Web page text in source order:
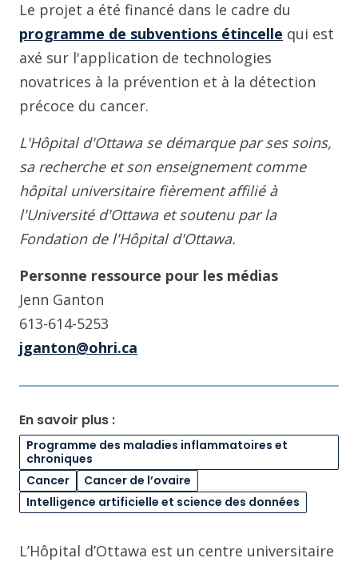
Le projet a été financé dans le cadre du
programme de subventions étincelle qui est
axé sur l'application de technologies
novatrices à la prévention et à la détection
précoce du cancer.
L'Hôpital d'Ottawa se démarque par ses soins,
sa recherche et son enseignement comme
hôpital universitaire fièrement affilié à
l'Université d'Ottawa et soutenu par la
Fondation de l'Hôpital d'Ottawa.
Personne ressource pour les médias
Jenn Ganton
613-614-5253
jganton@ohri.ca
En savoir plus :
Programme des maladies inflammatoires et
chroniques
Cancer
Cancer de l’ovaire
Intelligence artificielle et science des données
L’Hôpital d’Ottawa est un centre universitaire